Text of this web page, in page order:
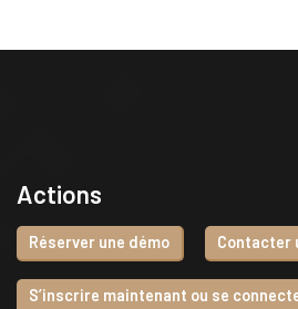
Actions
Réserver une démo Contacter
S’inscrire maintenant ou se